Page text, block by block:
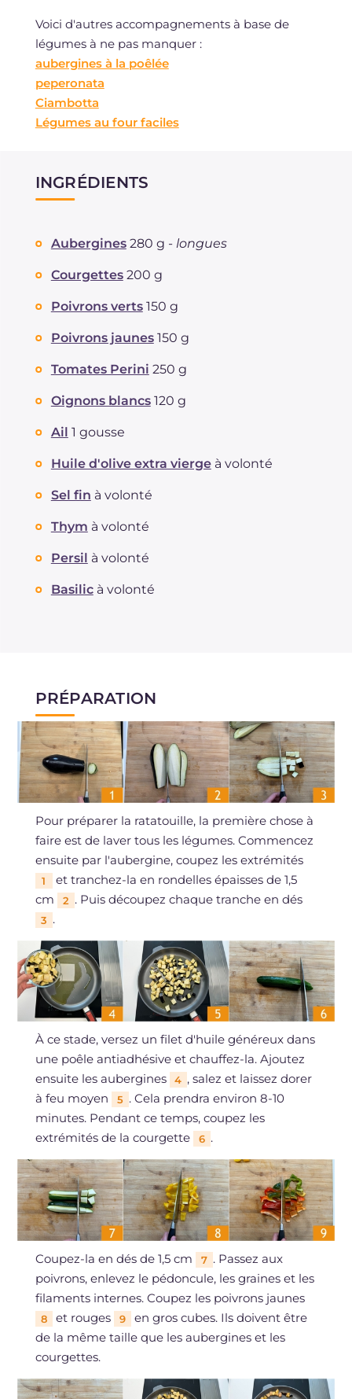
Voici d'autres accompagnements à base de
légumes à ne pas manquer :
aubergines à la poêlée
peperonata
Ciambotta
Légumes au four faciles
INGRÉDIENTS
Aubergines 280 g - longues
Courgettes 200 g
Poivrons verts 150 g
Poivrons jaunes 150 g
Tomates Perini 250 g
Oignons blancs 120 g
Ail 1 gousse
Huile d'olive extra vierge à volonté
Sel fin à volonté
Thym à volonté
Persil à volonté
Basilic à volonté
PRÉPARATION
Pour préparer la ratatouille, la première chose à
faire est de laver tous les légumes. Commencez
ensuite par l'aubergine, coupez les extrémités
1
et tranchez-la en rondelles épaisses de 1,5
cm
2 . Puis découpez chaque tranche en dés
3 .
À ce stade, versez un filet d'huile généreux dans
une poêle antiadhésive et chauffez-la. Ajoutez
ensuite les aubergines
4 , salez et laissez dorer
à feu moyen
5 . Cela prendra environ 8-10
minutes. Pendant ce temps, coupez les
extrémités de la courgette
6 .
Coupez-la en dés de 1,5 cm 7 . Passez aux
poivrons, enlevez le pédoncule, les graines et les
filaments internes. Coupez les poivrons jaunes
8 et rouges 9
en gros cubes. Ils doivent être
de la même taille que les aubergines et les
courgettes.